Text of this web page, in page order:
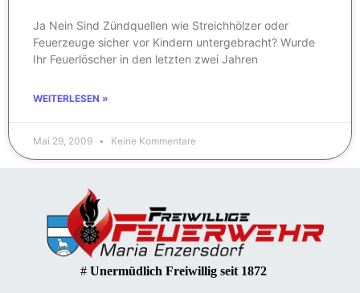
Ja Nein Sind Zündquellen wie Streichhölzer oder
Feuerzeuge sicher vor Kindern untergebracht? Wurde
Ihr Feuerlöscher in den letzten zwei Jahren
WEITERLESEN »
Mai 29, 2009 Keine Kommentare
# Unermüdlich Freiwillig seit 1872